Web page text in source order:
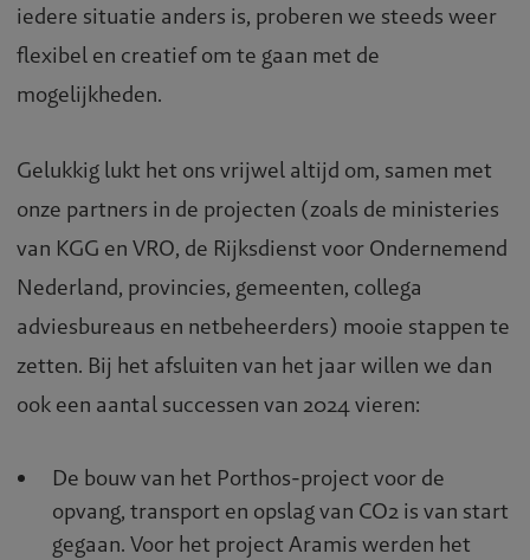
iedere situatie anders is, proberen we steeds weer
flexibel en creatief om te gaan met de
mogelijkheden.
Gelukkig lukt het ons vrijwel altijd om, samen met
onze partners in de projecten (zoals de ministeries
van KGG en VRO, de Rijksdienst voor Ondernemend
Nederland, provincies, gemeenten, collega
adviesbureaus en netbeheerders) mooie stappen te
zetten. Bij het afsluiten van het jaar willen we dan
ook een aantal successen van 2024 vieren:
De bouw van het Porthos-project voor de
opvang, transport en opslag van CO2 is van start
gegaan. Voor het project Aramis werden het